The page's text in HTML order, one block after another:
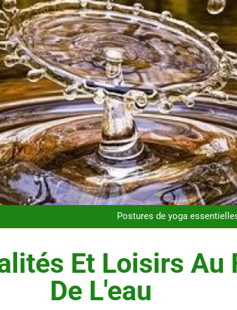
Les secrets révélés
Maigrir efficacement
Postures de yoga
Infection chronique de l’oreille
Postures de yoga
Infection chronique de l’oreille
Et Loisirs Au
De L'eau